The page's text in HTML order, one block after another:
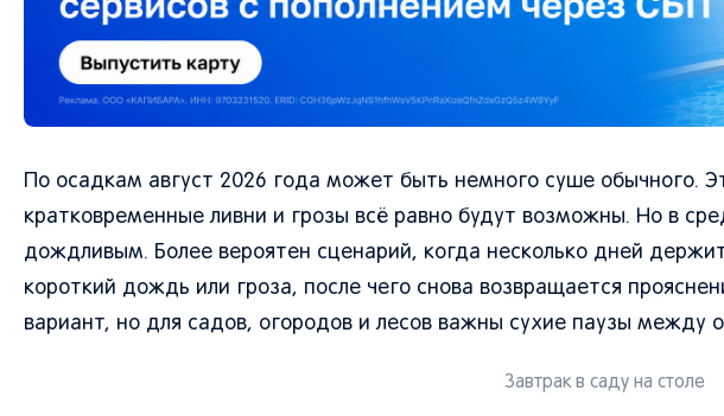
По осадкам август 2026 года может быть немного суше обычного.
кратковременные ливни и грозы всё равно будут возможны. Но в
дождливым. Более вероятен сценарий, когда несколько дней
короткий дождь или гроза, после чего снова возвращается
вариант, но для садов, огородов и лесов важны сухие паузы между
Завтрак в саду на столе